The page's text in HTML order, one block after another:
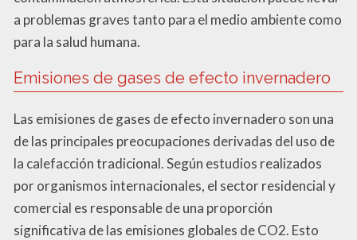
a problemas graves tanto para el medio ambiente como
para la salud humana.
Emisiones de gases de efecto invernadero
Las emisiones de gases de efecto invernadero son una
de las principales preocupaciones derivadas del uso de
la calefacción tradicional. Según estudios realizados
por organismos internacionales, el sector residencial y
comercial es responsable de una proporción
significativa de las emisiones globales de CO2. Esto